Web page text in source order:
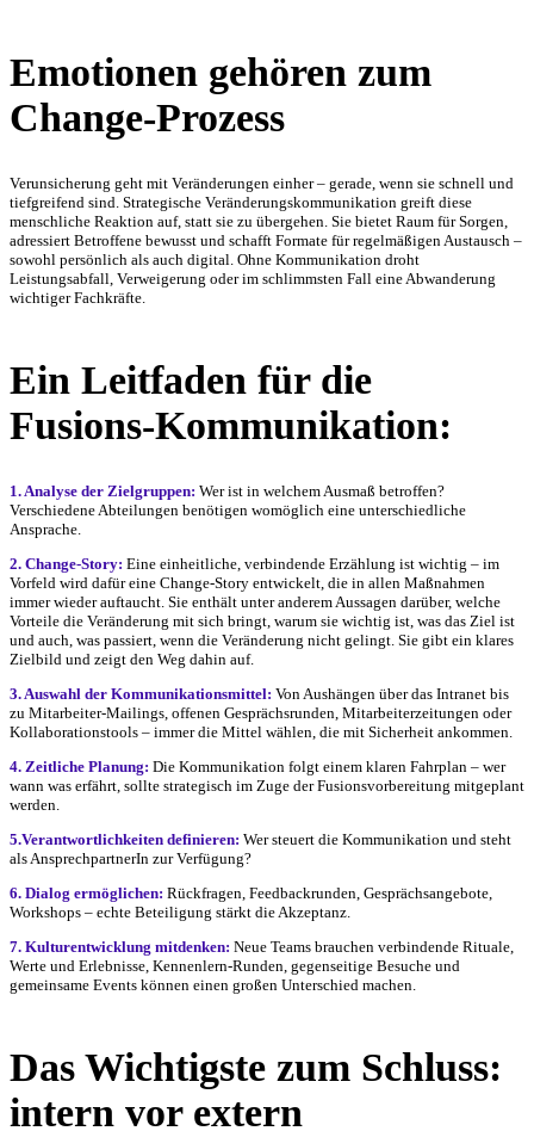
Emotionen gehören zum
Change-Prozess
Verunsicherung geht mit Veränderungen einher – gerade, wenn sie schnell und
tiefgreifend sind. Strategische Veränderungskommunikation greift diese
menschliche Reaktion auf, statt sie zu übergehen. Sie bietet Raum für Sorgen,
adressiert Betroffene bewusst und schafft Formate für regelmäßigen Austausch –
sowohl persönlich als auch digital. Ohne Kommunikation droht
Leistungsabfall, Verweigerung oder im schlimmsten Fall eine Abwanderung
wichtiger Fachkräfte.
Ein Leitfaden für die
Fusions-Kommunikation:
1. Analyse der Zielgruppen: Wer ist in welchem Ausmaß betroffen?
Verschiedene Abteilungen benötigen womöglich eine unterschiedliche
Ansprache.
2. Change-Story: Eine einheitliche, verbindende Erzählung ist wichtig – im
Vorfeld wird dafür eine Change-Story entwickelt, die in allen Maßnahmen
immer wieder auftaucht. Sie enthält unter anderem Aussagen darüber, welche
Vorteile die Veränderung mit sich bringt, warum sie wichtig ist, was das Ziel ist
und auch, was passiert, wenn die Veränderung nicht gelingt. Sie gibt ein klares
Zielbild und zeigt den Weg dahin auf.
3. Auswahl der Kommunikationsmittel: Von Aushängen über das Intranet bis
zu Mitarbeiter-Mailings, offenen Gesprächsrunden, Mitarbeiterzeitungen oder
Kollaborationstools – immer die Mittel wählen, die mit Sicherheit ankommen.
4. Zeitliche Planung: Die Kommunikation folgt einem klaren Fahrplan – wer
wann was erfährt, sollte strategisch im Zuge der Fusionsvorbereitung mitgeplant
werden.
5.Verantwortlichkeiten definieren: Wer steuert die Kommunikation und steht
als AnsprechpartnerIn zur Verfügung?
6. Dialog ermöglichen: Rückfragen, Feedbackrunden, Gesprächsangebote,
Workshops – echte Beteiligung stärkt die Akzeptanz.
7. Kulturentwicklung mitdenken: Neue Teams brauchen verbindende Rituale,
Werte und Erlebnisse, Kennenlern-Runden, gegenseitige Besuche und
gemeinsame Events können einen großen Unterschied machen.
Das Wichtigste zum Schluss:
intern vor extern